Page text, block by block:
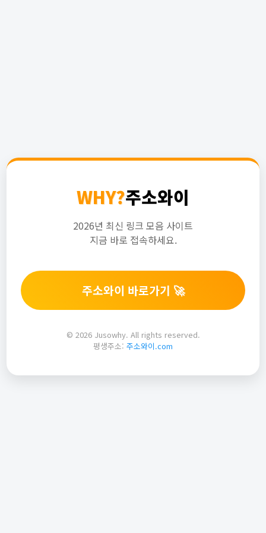
WHY?주소와이
2026년 최신 링크 모음 사이트
지금 바로 접속하세요.
주소와이 바로가기 🚀
© 2026 Jusowhy. All rights reserved.
평생주소: 주소와이.com